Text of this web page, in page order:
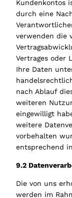
Kundenkontos
durch eine
verwenden die
Vertrages oder
Ihre Daten
nach Ablauf
weiteren
eingewilligt
weitere
vorbehalten
entsprechend
9.2
Die von uns
werden im